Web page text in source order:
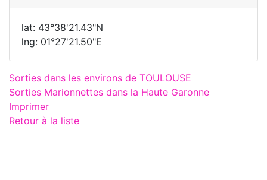
lat: 43°38'21.43"N
lng: 01°27'21.50"E
Sorties dans les environs de TOULOUSE
Sorties Marionnettes dans la Haute Garonne
Imprimer
Retour à la liste